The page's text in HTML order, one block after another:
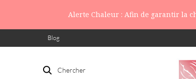
Alerte Chaleur : Afin de garantir la
Blog
Chercher